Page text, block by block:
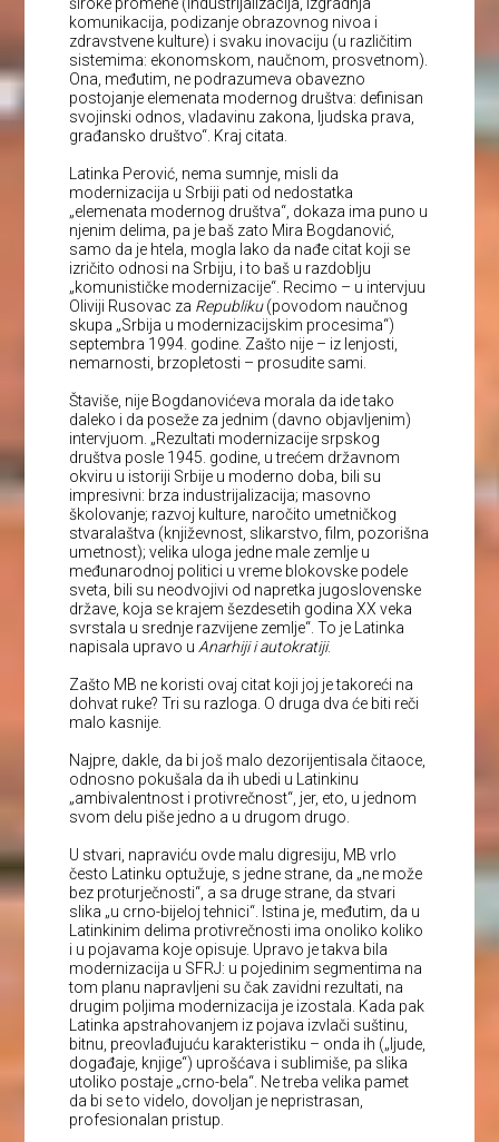
komunikacija, podizanje obrazovnog nivoa i
zdravstvene kulture) i svaku inovaciju (u različitim
sistemima: ekonomskom, naučnom, prosvetnom).
Ona, međutim, ne podrazumeva obavezno
postojanje elemenata modernog društva: definisan
svojinski odnos, vladavinu zakona, ljudska prava,
građansko društvo“. Kraj citata.
Latinka Perović, nema sumnje, misli da
modernizacija u Srbiji pati od nedostatka
„elemenata modernog društva“, dokaza ima puno u
njenim delima, pa je baš zato Mira Bogdanović,
samo da je htela, mogla lako da nađe citat koji se
izričito odnosi na Srbiju, i to baš u razdoblju
„komunističke modernizacije“. Recimo – u intervjuu
Oliviji Rusovac za Republiku(povodom naučnog
skupa „Srbija u modernizacijskim procesima“)
septembra 1994. godine. Zašto nije – iz lenjosti,
nemarnosti, brzopletosti – prosudite sami.
Štaviše, nije Bogdanovićeva morala da ide tako
daleko i da poseže za jednim (davno objavljenim)
intervjuom. „Rezultati modernizacije srpskog
društva posle 1945. godine, u trećem državnom
okviru u istoriji Srbije u moderno doba, bili su
impresivni: brza industrijalizacija; masovno
školovanje; razvoj kulture, naročito umetničkog
stvaralaštva (književnost, slikarstvo, film, pozorišna
umetnost); velika uloga jedne male zemlje u
međunarodnoj politici u vreme blokovske podele
sveta, bili su neodvojivi od napretka jugoslovenske
države, koja se krajem šezdesetih godina XX veka
svrstala u srednje razvijene zemlje“. To je Latinka
napisala upravo u Anarhiji i autokratiji.
Zašto MB ne koristi ovaj citat koji joj je takoreći na
dohvat ruke? Tri su razloga. O druga dva će biti reči
malo kasnije.
Najpre, dakle, da bi još malo dezorijentisala čitaoce,
odnosno pokušala da ih ubedi u Latinkinu
„ambivalentnost i protivrečnost“, jer, eto, u jednom
svom delu piše jedno a u drugom drugo.
U stvari, napraviću ovde malu digresiju, MB vrlo
često Latinku optužuje, s jedne strane, da „ne može
bez proturječnosti“, a sa druge strane, da stvari
slika „u crno-bijeloj tehnici“. Istina je, međutim, da u
Latinkinim delima protivrečnosti ima onoliko koliko
i u pojavama koje opisuje. Upravo je takva bila
modernizacija u SFRJ: u pojedinim segmentima na
tom planu napravljeni su čak zavidni rezultati, na
drugim poljima modernizacija je izostala. Kada pak
Latinka apstrahovanjem iz pojava izvlači suštinu,
bitnu, preovlađujuću karakteristiku – onda ih („ljude,
događaje, knjige“) uprošćava i sublimiše, pa slika
utoliko postaje „crno-bela“. Ne treba velika pamet
da bi se to videlo, dovoljan je nepristrasan,
profesionalan pristup.